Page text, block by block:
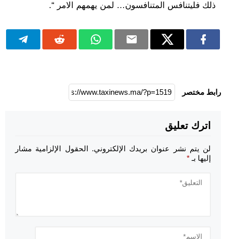
ذلك فليتنافس المتنافسون… لمن يهمهم الامر “.
رابط مختصر
اترك تعليق
لن يتم نشر عنوان بريدك الإلكتروني. الحقول الإلزامية مشار
إليها بـ *